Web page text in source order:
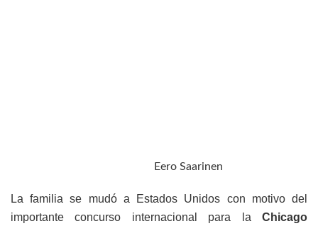
Eero Saarinen
La familia se mudó a Estados Unidos con motivo del
importante concurso internacional para la Chicago